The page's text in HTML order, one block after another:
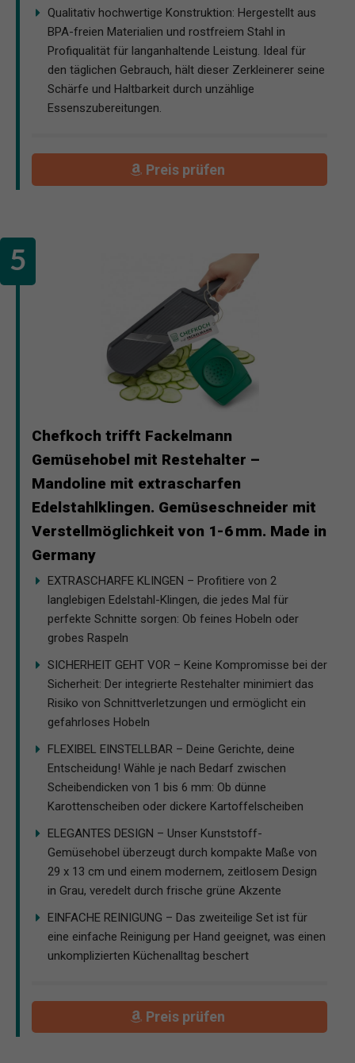
Qualitativ hochwertige Konstruktion: Hergestellt aus
BPA-freien Materialien und rostfreiem Stahl in
Profiqualität für langanhaltende Leistung. Ideal für
den täglichen Gebrauch, hält dieser Zerkleinerer seine
Schärfe und Haltbarkeit durch unzählige
Essenszubereitungen.
Preis prüfen
Chefkoch trifft Fackelmann
Gemüsehobel mit Restehalter –
Mandoline mit extrascharfen
Edelstahlklingen. Gemüseschneider mit
Verstellmöglichkeit von 1-6 mm. Made in
Germany
EXTRASCHARFE KLINGEN – Profitiere von 2
langlebigen Edelstahl-Klingen, die jedes Mal für
perfekte Schnitte sorgen: Ob feines Hobeln oder
grobes Raspeln
SICHERHEIT GEHT VOR – Keine Kompromisse bei der
Sicherheit: Der integrierte Restehalter minimiert das
Risiko von Schnittverletzungen und ermöglicht ein
gefahrloses Hobeln
FLEXIBEL EINSTELLBAR – Deine Gerichte, deine
Entscheidung! Wähle je nach Bedarf zwischen
Scheibendicken von 1 bis 6 mm: Ob dünne
Karottenscheiben oder dickere Kartoffelscheiben
ELEGANTES DESIGN – Unser Kunststoff-
Gemüsehobel überzeugt durch kompakte Maße von
29 x 13 cm und einem modernem, zeitlosem Design
in Grau, veredelt durch frische grüne Akzente
EINFACHE REINIGUNG – Das zweiteilige Set ist für
eine einfache Reinigung per Hand geeignet, was einen
unkomplizierten Küchenalltag beschert
Preis prüfen